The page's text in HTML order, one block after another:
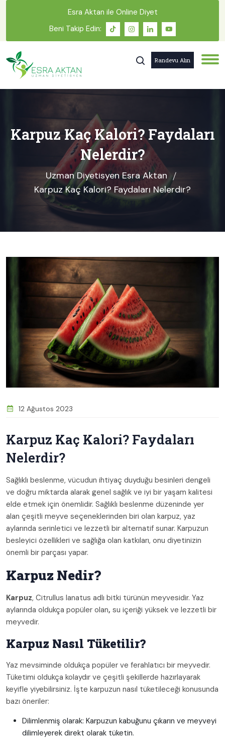
Esra Aktan ile Online Diyet
Beni Takip Edin:
Randevu Alın
Karpuz Kaç Kalori? Faydaları
Nelerdir?
Uzman Diyetisyen Esra Aktan
Karpuz Kaç Kalori? Faydaları Nelerdir?
12 Ağustos 2023
Karpuz Kaç Kalori? Faydaları
Nelerdir?
Sağlıklı beslenme, vücudun ihtiyaç duyduğu besinleri dengeli
ve doğru miktarda alarak genel sağlık ve iyi bir yaşam kalitesi
elde etmek için önemlidir. Sağlıklı beslenme düzeninde yer
alan çeşitli meyve seçeneklerinden biri olan karpuz, yaz
aylarında serinletici ve lezzetli bir alternatif sunar. Karpuzun
besleyici özellikleri ve sağlığa olan katkıları, onu diyetinizin
önemli bir parçası yapar.
Karpuz Nedir?
Karpuz, Citrullus lanatus adlı bitki türünün meyvesidir. Yaz
aylarında oldukça popüler olan, su içeriği yüksek ve lezzetli bir
meyvedir.
Karpuz Nasıl Tüketilir?
Yaz mevsiminde oldukça popüler ve ferahlatıcı bir meyvedir.
Tüketimi oldukça kolaydır ve çeşitli şekillerde hazırlayarak
keyifle yiyebilirsiniz. İşte karpuzun nasıl tüketileceği konusunda
bazı öneriler:
Dilimlenmiş olarak: Karpuzun kabuğunu çıkarın ve meyveyi
dilimleyerek direkt olarak tüketin.